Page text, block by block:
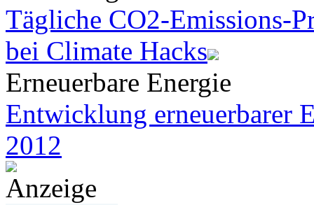
Tägliche CO2-Emissions-
bei Climate Hacks
Erneuerbare Energie
Entwicklung erneuerbarer
2012
Anzeige